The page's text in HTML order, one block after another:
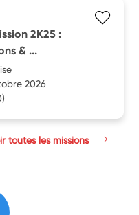
2K25 :
& ...
2026
toutes les missions